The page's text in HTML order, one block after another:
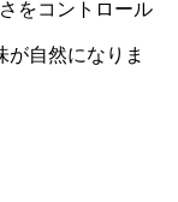
をコントロール
自然になりま